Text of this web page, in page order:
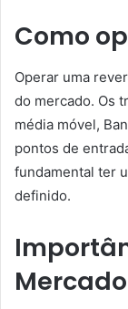
Como
Operar uma
do mercado. Os
média móvel,
pontos de
fundamental ter
definido.